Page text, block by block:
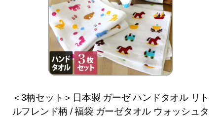
＜3柄セット＞日本製 ガーゼ ハンドタオル リト
ルフレンド柄 / 福袋 ガーゼタオル ウォッシュタ